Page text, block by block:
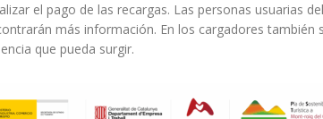
el pago de las recargas. Las personas usuarias
más información. En los cargadores
que pueda surgir.